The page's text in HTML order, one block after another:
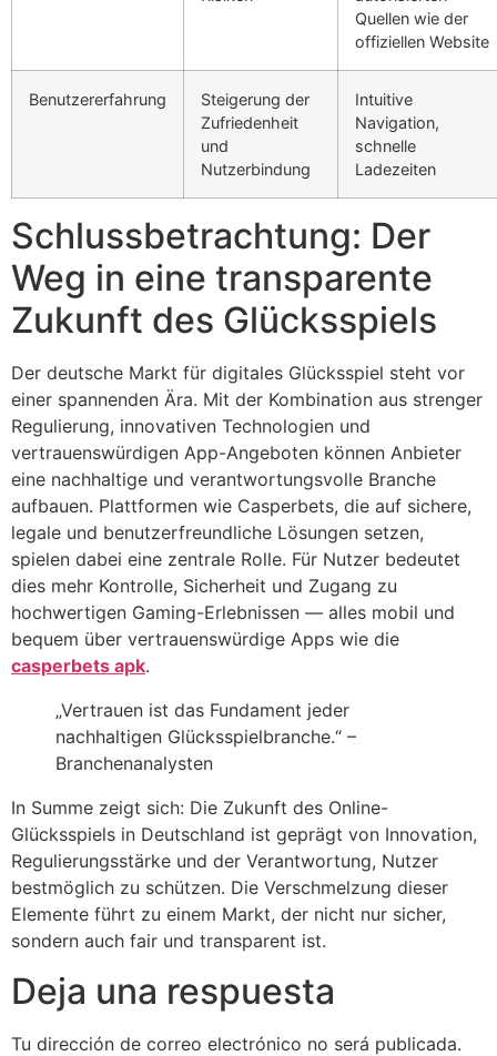
Quellen wie der
offiziellen Website
Benutzererfahrung
Steigerung der
Zufriedenheit
und
Nutzerbindung
Intuitive
Navigation,
schnelle
Ladezeiten
Schlussbetrachtung: Der
Weg in eine transparente
Zukunft des Glücksspiels
Der deutsche Markt für digitales Glücksspiel steht vor
einer spannenden Ära. Mit der Kombination aus strenger
Regulierung, innovativen Technologien und
vertrauenswürdigen App-Angeboten können Anbieter
eine nachhaltige und verantwortungsvolle Branche
aufbauen. Plattformen wie Casperbets, die auf sichere,
legale und benutzerfreundliche Lösungen setzen,
spielen dabei eine zentrale Rolle. Für Nutzer bedeutet
dies mehr Kontrolle, Sicherheit und Zugang zu
hochwertigen Gaming-Erlebnissen — alles mobil und
bequem über vertrauenswürdige Apps wie die
casperbets apk.
„Vertrauen ist das Fundament jeder
nachhaltigen Glücksspielbranche.“ –
Branchenanalysten
In Summe zeigt sich: Die Zukunft des Online-
Glücksspiels in Deutschland ist geprägt von Innovation,
Regulierungsstärke und der Verantwortung, Nutzer
bestmöglich zu schützen. Die Verschmelzung dieser
Elemente führt zu einem Markt, der nicht nur sicher,
sondern auch fair und transparent ist.
Deja una respuesta
Tu dirección de correo electrónico no será publicada.